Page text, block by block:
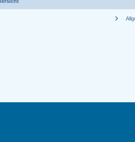
chevron_right